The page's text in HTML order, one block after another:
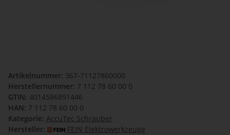
Artikelnummer: 367-71127860000
Herstellernummer: 7 112 78 60 00 0
GTIN: 4014586891446
HAN: 7 112 78 60 00 0
Kategorie: AccuTec Schrauber
Hersteller:
FEIN Elektrowerkzeuge